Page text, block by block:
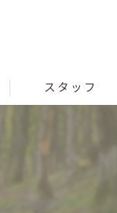
スタッフ